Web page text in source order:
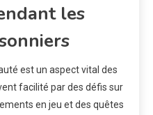
les
est un aspect vital des
facilité par des défis sur
en jeu et des quêtes